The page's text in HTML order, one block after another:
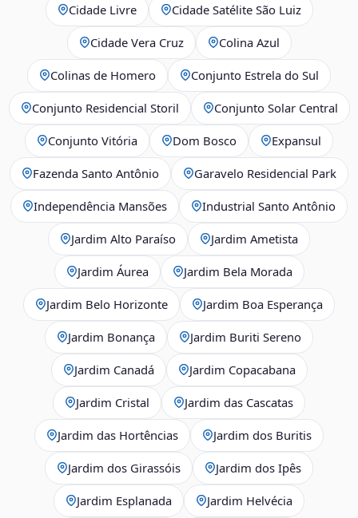
Cidade Livre Cidade Satélite São Luiz
Cidade Vera Cruz Colina Azul
Colinas de Homero Conjunto Estrela do Sul
Conjunto Residencial Storil Conjunto Solar Central
Conjunto Vitória Dom Bosco Expansul
Fazenda Santo Antônio Garavelo Residencial Park
Independência Mansões Industrial Santo Antônio
Jardim Alto Paraíso Jardim Ametista
Jardim Áurea Jardim Bela Morada
Jardim Belo Horizonte Jardim Boa Esperança
Jardim Bonança Jardim Buriti Sereno
Jardim Canadá Jardim Copacabana
Jardim Cristal Jardim das Cascatas
Jardim das Hortências Jardim dos Buritis
Jardim dos Girassóis Jardim dos Ipês
Jardim Esplanada Jardim Helvécia